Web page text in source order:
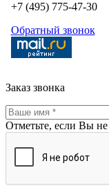
+7 (495) 775-47-30
Обратный звонок
Заказ звонка
Отметьте, если Вы